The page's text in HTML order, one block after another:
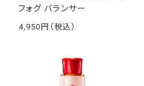
フォグ バランサー
4,950